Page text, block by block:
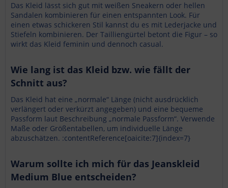
Das Kleid lässt sich gut mit weißen Sneakern oder hellen
Sandalen kombinieren für einen entspannten Look. Für
einen etwas schickeren Stil kannst du es mit Lederjacke und
Stiefeln kombinieren. Der Tailliengürtel betont die Figur – so
wirkt das Kleid feminin und dennoch casual.
Wie lang ist das Kleid bzw. wie fällt der
Schnitt aus?
Das Kleid hat eine „normale“ Länge (nicht ausdrücklich
verlängert oder verkürzt angegeben) und eine bequeme
Passform laut Beschreibung „normale Passform“. Verwende
Maße oder Größen­tabellen, um individuelle Länge
abzuschätzen. :contentReference[oaicite:7]{index=7}
Warum sollte ich mich für das Jeanskleid
Medium Blue entscheiden?